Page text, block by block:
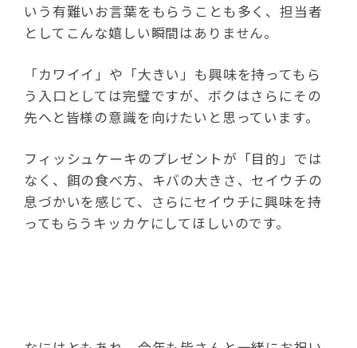
いう有難いお言葉をもらうことも多く、担当者
としてこんな嬉しい瞬間はありません。
「カワイイ」や「大きい」も興味を持ってもら
う入口としては完璧ですが、ボクはさらにその
先へと皆様の意識を向けたいと思っています。
フィッシュケーキのプレゼントが「目的」では
なく、餌の食べ方、キバの大きさ、セイウチの
息づかいを感じて、さらにセイウチに興味を持
ってもらうキッカケにしてほしいのです。